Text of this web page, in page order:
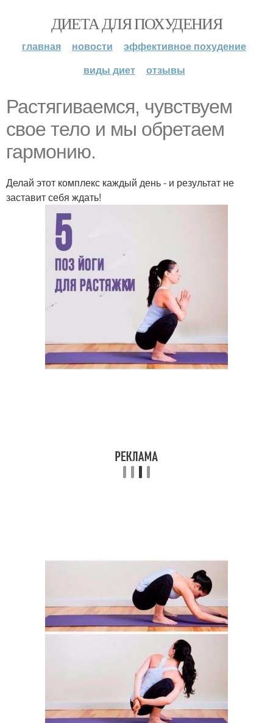
ДИЕТА ДЛЯ ПОХУДЕНИЯ
главная новости
эффективное похудение
виды диет
отзывы
Растягиваемся, чувствуем
свое тело и мы обретаем
гармонию.
Делай этот комплекс каждый день - и результат не
заставит себя ждать!